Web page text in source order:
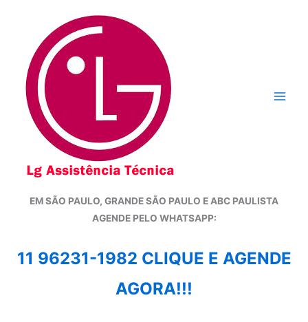
conteúdo
EM SÃO PAULO, GRANDE SÃO PAULO E ABC PAULISTA
AGENDE PELO WHATSAPP:
11 96231-1982 CLIQUE E AGENDE
AGORA!!!